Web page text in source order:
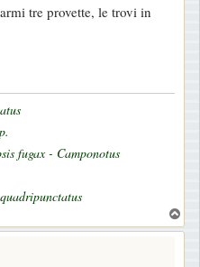
tre provette, le trovi in
fugax - Camponotus
o